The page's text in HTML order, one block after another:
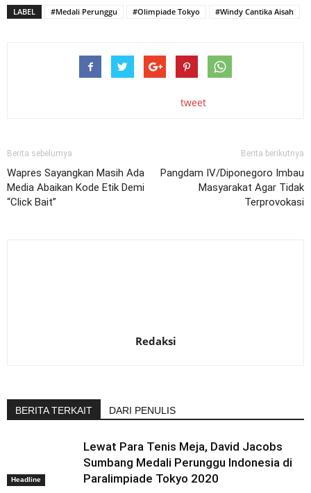
LABEL #Medali Perunggu #Olimpiade Tokyo #Windy Cantika Aisah
tweet
Berita sebelumya
Wapres Sayangkan Masih Ada
Media Abaikan Kode Etik Demi
“Click Bait”
Berita berikutnya
Pangdam IV/Diponegoro Imbau
Masyarakat Agar Tidak
Terprovokasi
Redaksi
BERITA TERKAIT DARI PENULIS
Headline
Lewat Para Tenis Meja, David Jacobs
Sumbang Medali Perunggu Indonesia di
Paralimpiade Tokyo 2020